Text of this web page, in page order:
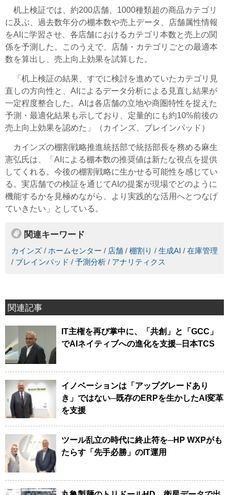
机上検証では、約200店舗、1000種類超の商品カテゴリ
に及ぶ、過去数年分の棚本数や売上データ、店舗属性情報
をAIに学習させ、各店舗におけるカテゴリ本数と売上の関
係を予測した。このうえで、店舗・カテゴリごとの最適本
数を算出し、売上向上効果を試算した。
「机上検証の結果、すでに検討を進めていたカテゴリ見
直しの方向性と、AIによるデータ分析による見直し結果が
一定程度整合した。AIは各店舗の立地や商圏特性を捉えた
予測・最適化結果も示しており、定量的にも約10%前後の
売上向上効果を認めた」（カインズ、ブレインパッド）
カインズの棚割戦略推進統括部で統括部長を務める麻生
憲弘氏は、「AIによる棚本数の推奨値は新たな視点を提供
してくれる。今後の棚割戦略に生かせる可能性を感じてい
る。実店舗での検証を通じてAIの提案が現場でどのように
機能するかを見極めながら、より実践的な活用へとつなげ
ていきたい」としている。
関連キーワード
カインズ / ホームセンター / 店舗 / 棚割り / 生成AI / 在庫管理
/ ブレインパッド / 予測分析 / アナリティクス
関連記事
IT主権を再び掌中に、「共創」と「GCC」
でAIネイティブへの進化を支援─日本TCS
イノベーションは「アップグレードあり
き」ではない─既存のERPを生かしたAI変革
を支援
ツール乱立の時代に終止符を─HP WXPがも
たらす「先手必勝」のIT運用